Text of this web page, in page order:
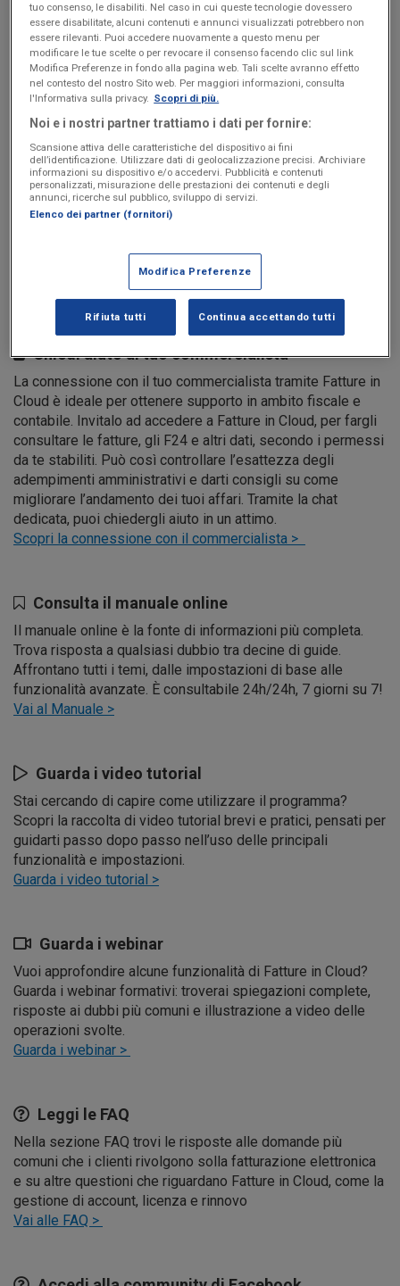
Scrivici via chat o via email
tramite la chat che trovi nella piattaforma, sia da web che da
app.
L’assistenza gratuita include domande sull’utilizzo del
software, risoluzione di problemi tecnici di base, diagnosi
iniziale di eventuali malfunzionamenti, accesso alla
e gestione delle richieste standard (ad esempio: domande
sulla fatturazione elettronica e impostazioni generali).
Consulta i termini e condizioni >
Chiedi aiuto al tuo commercialista
La connessione con il tuo commercialista tramite Fatture in
Cloud è ideale per ottenere supporto in ambito fiscale e
contabile. Invitalo ad accedere a Fatture in Cloud, per fargli
consultare le fatture, gli F24 e altri dati, secondo i permessi
da te stabiliti. Può così controllare l’esattezza degli
adempimenti amministrativi e darti consigli su come
migliorare l’andamento dei tuoi affari. Tramite la chat
dedicata, puoi chiedergli aiuto in un attimo.
Scopri la connessione con il commercialista >
Consulta il manuale online
Il manuale online è la fonte di informazioni più completa.
Trova risposta a qualsiasi dubbio tra decine di guide.
Affrontano tutti i temi, dalle impostazioni di base alle
funzionalità avanzate. È consultabile 24h/24h, 7 giorni su 7!
Vai al Manuale >
Guarda i video tutorial
Stai cercando di capire come utilizzare il programma?
Scopri la raccolta di video tutorial brevi e pratici, pensati per
guidarti passo dopo passo nell’uso delle principali
funzionalità e impostazioni.
Guarda i video tutorial >
Guarda i webinar
Vuoi approfondire alcune funzionalità di Fatture in Cloud?
Guarda i webinar formativi: troverai spiegazioni complete,
risposte ai dubbi più comuni e illustrazione a video delle
operazioni svolte.
Guarda i webinar >
Leggi le FAQ
Nella sezione FAQ trovi le risposte alle domande più
comuni che i clienti rivolgono solla fatturazione elettronica
e su altre questioni che riguardano Fatture in Cloud, come la
gestione di account, licenza e rinnovo
Vai alle FAQ >
tuo consenso, le disabiliti. Nel caso in cui queste tecnologie dovessero
essere disabilitate, alcuni contenuti e annunci visualizzati potrebbero non
essere rilevanti. Puoi accedere nuovamente a questo menu per
modificare le tue scelte o per revocare il consenso facendo clic sul link
Modifica Preferenze in fondo alla pagina web. Tali scelte avranno effetto
nel contesto del nostro Sito web. Per maggiori informazioni, consulta
l'Informativa sulla privacy. Scopri di più.
Noi e i nostri partner trattiamo i dati per fornire:
Scansione attiva delle caratteristiche del dispositivo ai fini
dell’identificazione. Utilizzare dati di geolocalizzazione precisi. Archiviare
informazioni su dispositivo e/o accedervi. Pubblicità e contenuti
personalizzati, misurazione delle prestazioni dei contenuti e degli
annunci, ricerche sul pubblico, sviluppo di servizi.
Elenco dei partner (fornitori)
Modifica Preferenze
Rifiuta tutti Continua accettando tutti